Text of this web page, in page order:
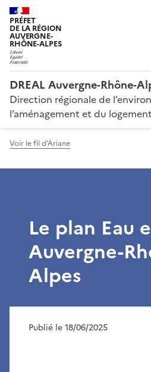
PRÉFET
DE LA RÉGION
AUVERGNE-
RHÔNE-ALPES
DREAL Auvergne-Rhône-
Direction régionale de
l’aménagement et du logement
Voir le fil d'Ariane
Le plan Eau
Auvergne-
Alpes
Publié le 18/06/2025